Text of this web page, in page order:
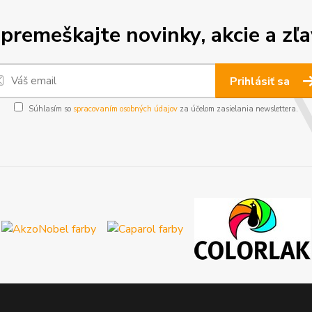
novinky, akcie a
Prihlásiť sa
Súhlasím so spracovaním osobných údajov za účelom zasielania newslettera.